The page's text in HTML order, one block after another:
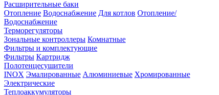
Расширительные баки
Отопление Водоснабжение Для котлов Отопление/
Водоснабжение
Терморегуляторы
Зональные контроллеры Комнатные
Фильтры и комплектующие
Фильтры Картридж
Полотенцесушители
INOX Эмалированные Алюминиевые Хромированные
Электрические
Теплоаккумуляторы